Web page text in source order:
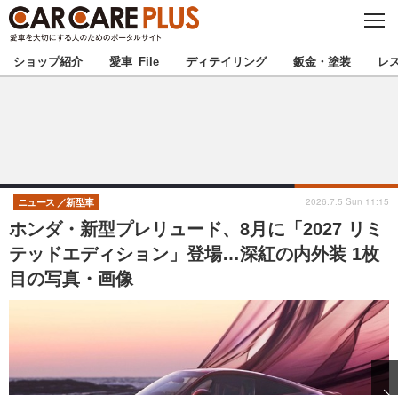
C
S
E
★カーケアプラス認定★ 厳選プロショップを地域から探す
甲信越 北陸
東海 関西
中国
沖縄
ショップ紹介 愛車 File ディテイリング 鈑金・塗装 レ
ホンダ・新型プレリュード、8月に「2027 リミ
テッドエディション」登場…深紅の内外装 1枚
目の写真・画像
ニュース 新型車 2026.7.5 Sun 11:15